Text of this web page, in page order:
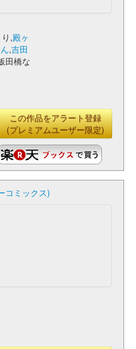
,殿ヶ
,吉田
田橋な
この作品をアラート登録
(プレミアムユーザー限定)
コミックス)